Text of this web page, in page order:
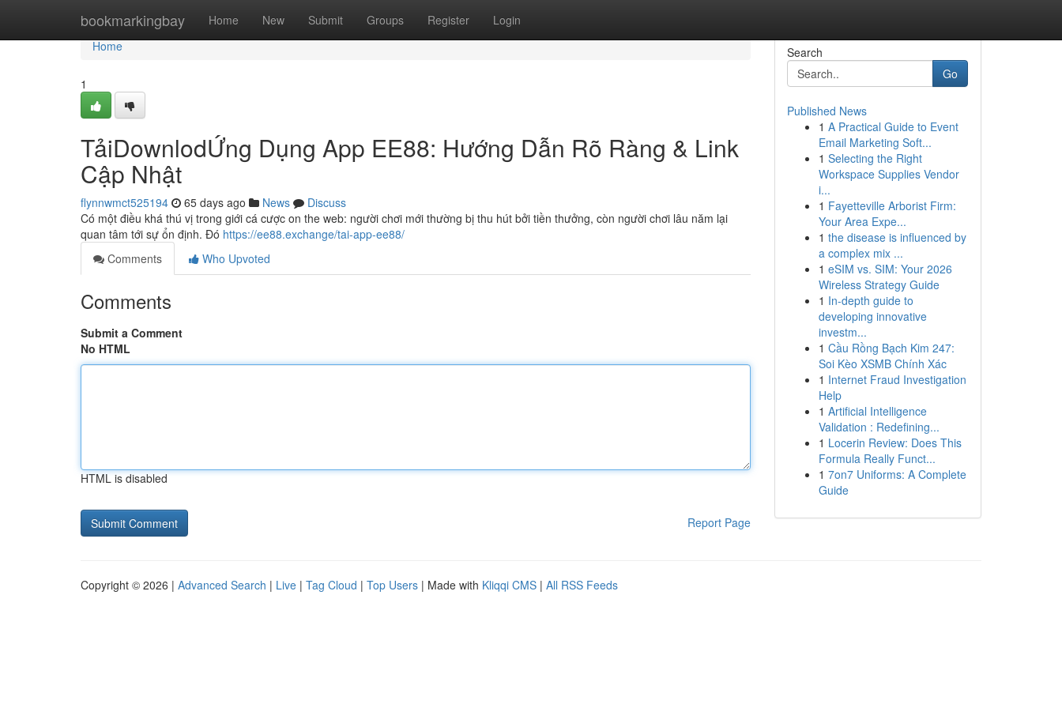
bookmarkingbay Home New Submit Groups Register Login
Home
Home
1
TảiDownlodỨng Dụng App EE88: Hướng Dẫn Rõ Ràng & Link
Cập Nhật
flynnwmct525194 65 days ago News
Discuss
Có một điều khá thú vị trong giới cá cược on the web: người chơi mới thường bị thu hút bởi tiền thưởng, còn người chơi lâu năm lại
quan tâm tới sự ổn định. Đó https://ee88.exchange/tai-app-ee88/
Comments
Who Upvoted
Comments
Submit a Comment
No HTML
HTML is disabled
Report Page
Search
Go
Published News
1 A Practical Guide to Event
Email Marketing Soft...
1 Selecting the Right
Workspace Supplies Vendor
i...
1 Fayetteville Arborist Firm:
Your Area Expe...
1 the disease is influenced by
a complex mix ...
1 eSIM vs. SIM: Your 2026
Wireless Strategy Guide
1 In-depth guide to
developing innovative
investm...
1 Cầu Rồng Bạch Kim 247:
Soi Kèo XSMB Chính Xác
1 Internet Fraud Investigation
Help
1 Artificial Intelligence
Validation : Redefining...
1 Locerin Review: Does This
Formula Really Funct...
1 7on7 Uniforms: A Complete
Guide
Copyright © 2026 | Advanced Search | Live | Tag Cloud | Top Users | Made with Kliqqi CMS | All RSS Feeds